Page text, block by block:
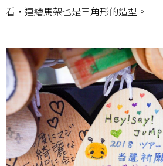
看，連繪馬架也是三角形的造型。